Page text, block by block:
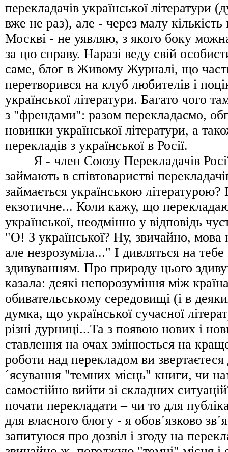
перекладачів української літератури
вже не раз), але - через малу кількiсть
Москві - не уявляю, з якого боку
за цю справу. Наразі веду свій
саме, блог в Живому Журналі, що
перетворився на клуб любителів і
української літератури. Багато чого
з "френдами": разом перекладаємо,
новинки української літератури, а
перекладів з української в Росії.
Я - член Союзу Перекладачів
займають в співтоваристві
займається українською
екзотичне... Коли кажу, що перекладаю
української, неодмінно у відповідь
"О! З української? Ну, звичайно, мова
але незрозуміла..." І дивляться на
здивуванням. Про природу цього
казала: деякі непорозуміння між
обивательському середовищі (і в
думка, що української сучасної
рiзнi дурниці...Та з появою нових i
ставлення на очах змінюється на
роботи над перекладом ви звертаєтеся
´ясування "темних місць" книги, чи
самостійно вийти зі складних
почати перекладати – чи то для
для власного блогу - я обов´язково
запитуюся про дозвіл і згоду на